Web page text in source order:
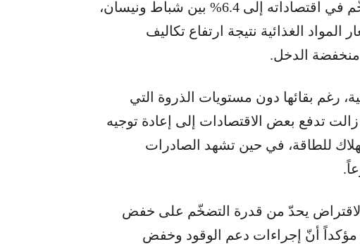
كما أشار البنك إلى ارتفاع متوسط التضخّم في اقتصاداته إلى 6.4% بين شباط ونيسان،
الغذائية نتيجة ارتفاع تكاليف
الدخل.
رغم بقائها دون مستويات الذروة التي
في أوكرانيا عام 2022، ما زالت تدفع بعض الاقتصادات إلى إعادة توجيه
للطاقة، في حين تشهد الصادرات
يحدّ من قدرة التضخّم على خفض
مؤكداً أنّ إجراءات دعم الوقود وخفض